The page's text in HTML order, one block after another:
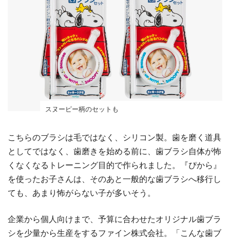
スヌーピー柄のセットも
こちらのブラシは毛ではなく、シリコン製。歯を磨く道具
としてではなく、歯磨きを始める前に、歯ブラシ自体が怖
くなくなるトレーニング目的で作られました。『ぴから』
を使ったお子さんは、そのあと一般的な歯ブラシへ移行し
ても、あまり怖がらない子が多いそう。
企業から個人向けまで、予算に合わせたオリジナル歯ブラ
シを少量から生産をするファイン株式会社。「こんな歯ブ